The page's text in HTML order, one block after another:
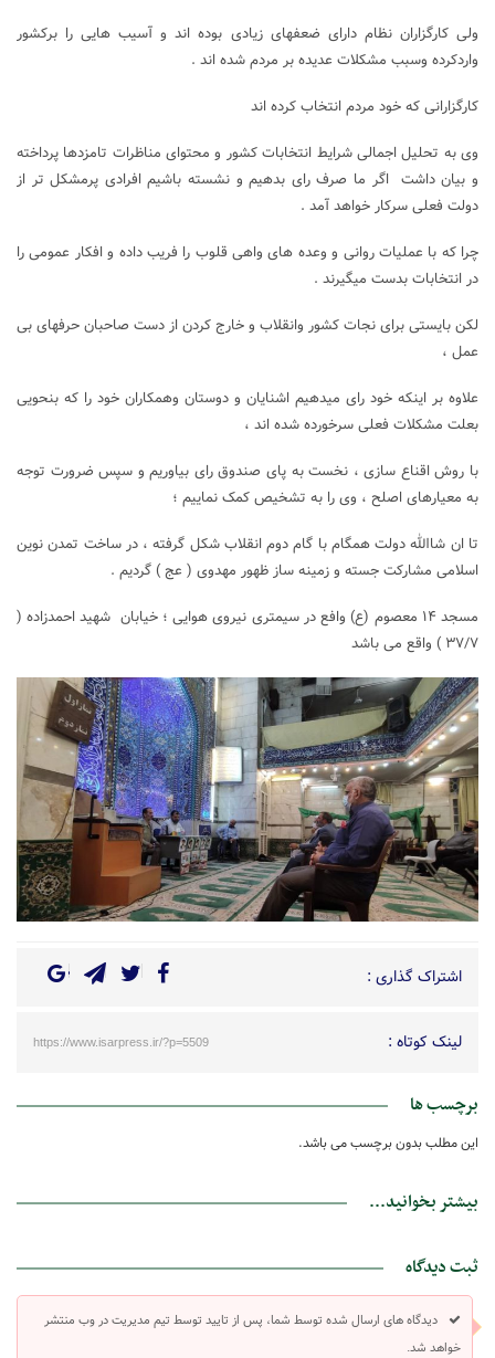
ولی کارگزاران نظام دارای ضعفهای زیادی بوده اند و آسیب هایی را برکشور
واردکرده وسبب مشکلات عدیده بر مردم شده اند .
کارگزارانی که خود مردم انتخاب کرده اند
وی به تحلیل اجمالی شرایط انتخابات کشور و محتوای مناظرات تامزدها پرداخته
و بیان داشت اگر ما صرف رای بدهیم و نشسته باشیم افرادی پرمشکل تر از
دولت فعلی سرکار خواهد آمد .
چرا که با عملیات روانی و وعده های واهی قلوب را فریب داده و افکار عمومی را
در انتخابات بدست میگیرند .
لکن بایستی برای نجات کشور وانقلاب و خارج کردن از دست صاحبان حرفهای بی
عمل ،
علاوه بر اینکه خود رای میدهیم اشنایان و دوستان وهمکاران خود را که بنحویی
بعلت مشکلات فعلی سرخورده شده اند ،
با روش اقناع سازی ، نخست به پای صندوق رای بیاوریم و سپس ضرورت توجه
به معیارهای اصلح ، وی را به تشخیص کمک نماییم ؛
تا ان شاالله دولت همگام با گام دوم انقلاب شکل گرفته ، در ساخت تمدن نوین
اسلامی مشارکت جسته و زمینه ساز ظهور مهدوی ( عج ) گردیم .
مسجد ۱۴ معصوم (ع) وافع در سیمتری نیروی هوایی ؛ خیابان شهید احمدزاده (
۳۷/۷ ) واقع می باشد
اشتراک گذاری :
لینک کوتاه : https://www.isarpress.ir/?p=5509
برچسب ها
این مطلب بدون برچسب می باشد.
بیشتر بخوانید...
ثبت دیدگاه
دیدگاه های ارسال شده توسط شما، پس از تایید توسط تیم مدیریت در وب منتشر
خواهد شد.